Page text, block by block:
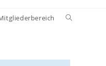
Website-